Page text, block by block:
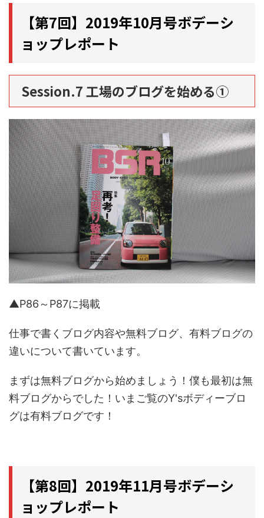
【第7回】2019年10月号ボデーシ
ョップレポート
Session.7 工場のブログを始める①
▲P86～P87に掲載
仕事で書くブログ内容や無料ブログ、有料ブログの
違いについて書いています。
まずは無料ブログから始めましょう！僕も最初は無
料ブログからでした！いまご覧のY'sボディーブロ
グは有料ブログです！
【第8回】2019年11月号ボデーシ
ョップレポート